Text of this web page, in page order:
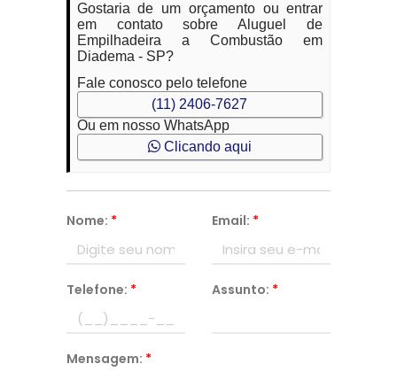
Gostaria de um orçamento ou entrar
em contato sobre Aluguel de
Empilhadeira a Combustão em
Diadema - SP?
Fale conosco pelo telefone
(11) 2406-7627
Ou em nosso WhatsApp
Clicando aqui
Nome: * Email: *
Telefone: * Assunto: *
Mensagem: *